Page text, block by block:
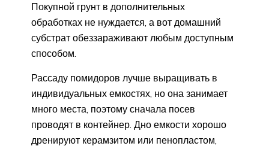
Покупной грунт в дополнительных
обработках не нуждается, а вот домашний
субстрат обеззараживают любым доступным
способом.
Рассаду помидоров лучше выращивать в
индивидуальных емкостях, но она занимает
много места, поэтому сначала посев
проводят в контейнер. Дно емкости хорошо
дренируют керамзитом или пенопластом,